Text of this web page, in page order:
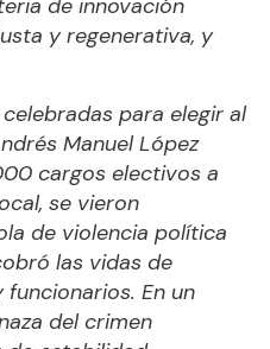
de innovación
y regenerativa, y
para elegir al
Manuel López
cargos electivos a
se vieron
de violencia política
las vidas de
En un
del crimen